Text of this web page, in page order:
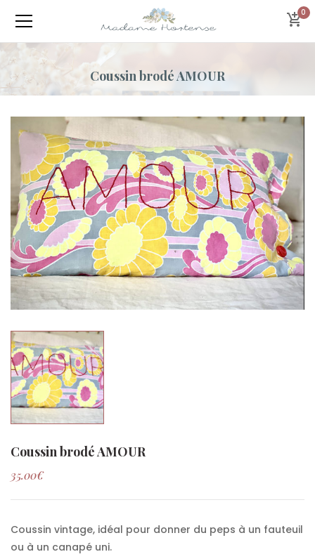
0
Coussin brodé AMOUR
Coussin brodé AMOUR
35.00€
Coussin vintage, idéal pour donner du peps à un fauteuil
ou à un canapé uni.